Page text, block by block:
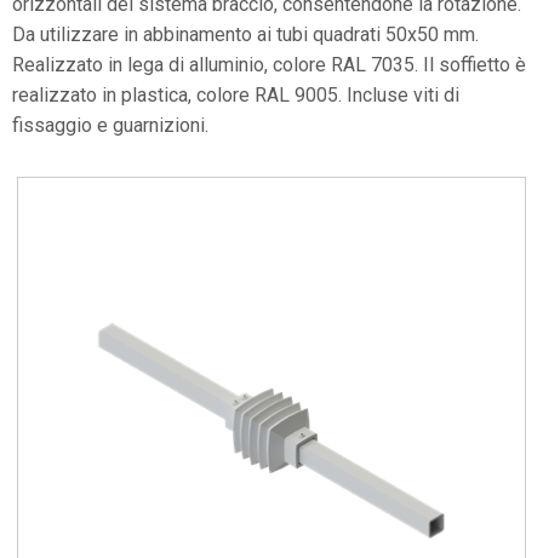
Da utilizzare in abbinamento ai tubi quadrati 50x50 mm.
Realizzato in lega di alluminio, colore RAL 7035. Il soffietto è
realizzato in plastica, colore RAL 9005. Incluse viti di
fissaggio e guarnizioni.